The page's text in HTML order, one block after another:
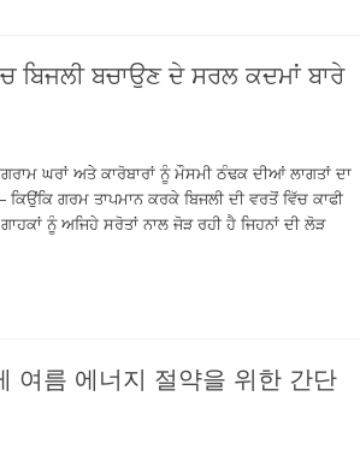
ਬਿਜਲੀ ਬਚਾਉਣ ਦੇ ਸਰਲ ਕਦਮਾਂ ਬਾਰੇ
ਘਰਾਂ ਅਤੇ ਕਾਰੋਬਾਰਾਂ ਨੂੰ ਮੌਸਮੀ ਠੰਢਕ ਦੀਆਂ ਲਾਗਤਾਂ ਦਾ
ਗਰਮ ਤਾਪਮਾਨ ਕਰਕੇ ਬਿਜਲੀ ਦੀ ਵਰਤੋਂ ਵਿੱਚ ਕਾਫੀ
ਨੂੰ ਅਜਿਹੇ ਸਰੋਤਾਂ ਨਾਲ ਜੋੜ ਰਹੀ ਹੈ ਜਿਹਨਾਂ ਦੀ ਲੋੜ
여름 에너지 절약을 위한 간단